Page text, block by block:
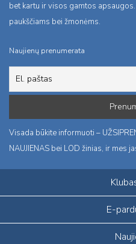
bet kartu ir visos gamtos
paukščiams bei žmonėms.
Naujienų prenumerata
Visada būkite informuoti –
NAUJIENAS bei LOD žinias, ir mes
E-